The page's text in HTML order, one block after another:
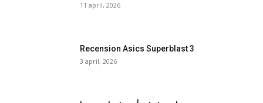
11 april, 2026
Recension Asics Superblast 3
3 april, 2026